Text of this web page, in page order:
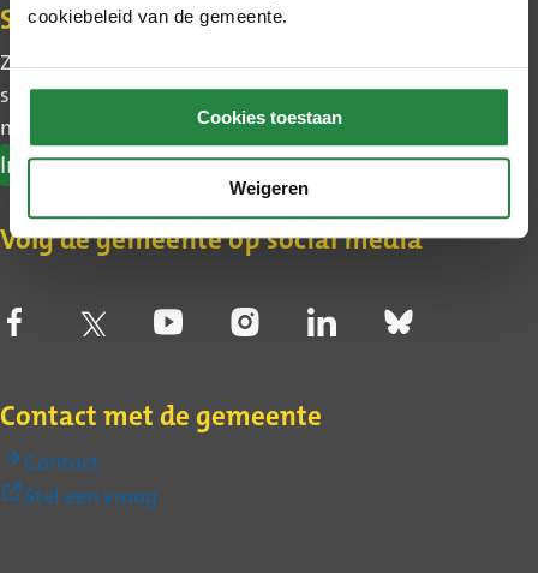
cookiebeleid van de gemeente.
Cookies toestaan
Weigeren
Contact
Schrijf u in voor de nieuwsbrief
Zo blijft u makkelijk op de hoogte van wat er in uw
stadsdeel gebeurt. Ook leest u het belangrijkste
nieuws uit Den Haag.
Inschrijven nieuwsbrief
Volg de gemeente op social media
Contact met de gemeente
Contact
Stel een vraag